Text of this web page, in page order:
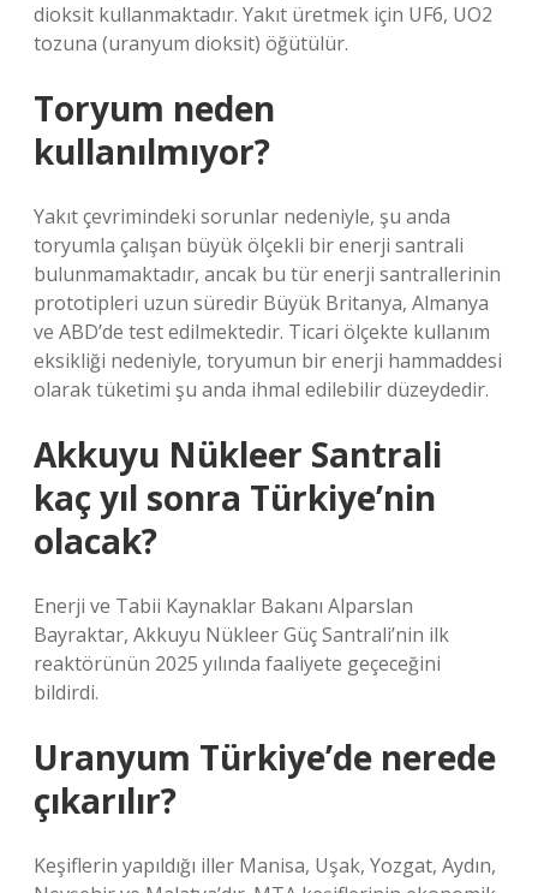
dioksit kullanmaktadır. Yakıt üretmek için UF6, UO2
tozuna (uranyum dioksit) öğütülür.
Toryum neden
kullanılmıyor?
Yakıt çevrimindeki sorunlar nedeniyle, şu anda
toryumla çalışan büyük ölçekli bir enerji santrali
bulunmamaktadır, ancak bu tür enerji santrallerinin
prototipleri uzun süredir Büyük Britanya, Almanya
ve ABD’de test edilmektedir. Ticari ölçekte kullanım
eksikliği nedeniyle, toryumun bir enerji hammaddesi
olarak tüketimi şu anda ihmal edilebilir düzeydedir.
Akkuyu Nükleer Santrali
kaç yıl sonra Türkiye’nin
olacak?
Enerji ve Tabii Kaynaklar Bakanı Alparslan
Bayraktar, Akkuyu Nükleer Güç Santrali’nin ilk
reaktörünün 2025 yılında faaliyete geçeceğini
bildirdi.
Uranyum Türkiye’de nerede
çıkarılır?
Keşiflerin yapıldığı iller Manisa, Uşak, Yozgat, Aydın,